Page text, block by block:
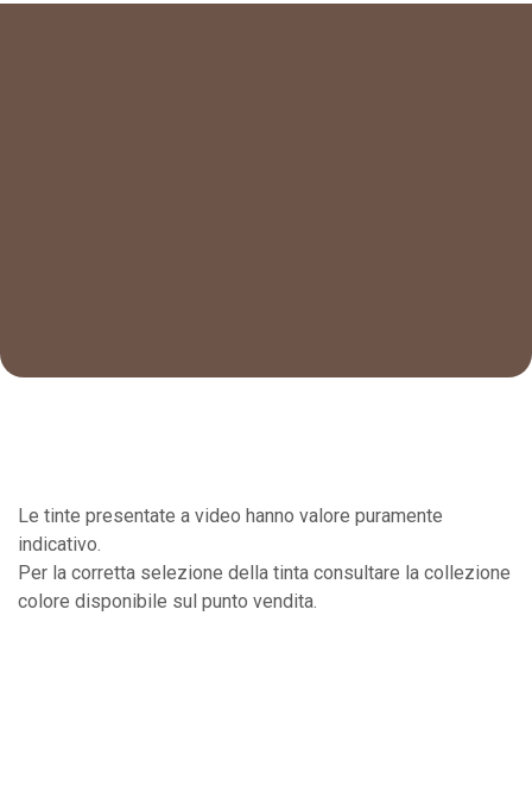
Le tinte presentate a video hanno valore puramente
indicativo.
Per la corretta selezione della tinta consultare la collezione
colore disponibile sul punto vendita.